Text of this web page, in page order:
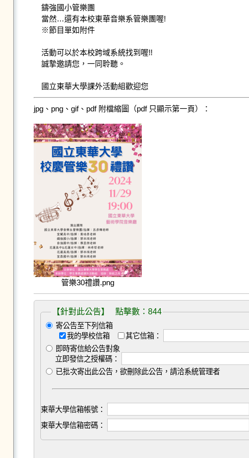
鑄強國小管樂團
當然…還有本校東華音樂系管樂團喔!
※節目單如附件
活動可以於本校跨域系統找到喔!!
誠摯邀請您，一同聆聽。
jpg、png、gif、pdf 附檔縮圖（pdf 只顯示第一頁）：
管樂30禮讚.png
【針對此公告】 點擊數：844
寄公告至下列信箱
我的學校信箱
其它信箱：
即時寄信給公告對象
立即發信之授權碼：
已批次寄出此公告，欲刪除此公告，請洽系統管理者
東華大學信箱帳號：
東華大學信箱密碼：